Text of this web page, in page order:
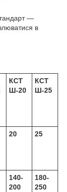
—
в
КСТ
Ш-20
КСТ
Ш-25
20 25
140-
200
180-
250